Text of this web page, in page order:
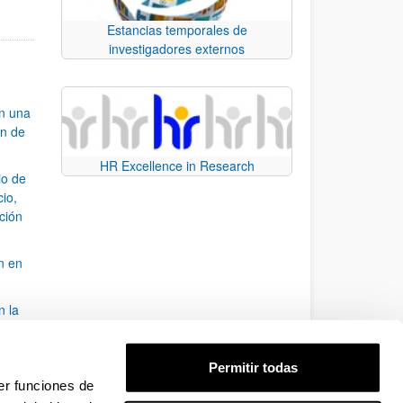
funciones de
Permitir todas
una
de
de
en
la
Estancias temporales de
investigadores externos
HR Excellence in Research